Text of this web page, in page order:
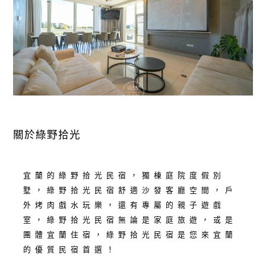
關於綠野拾光
宜蘭的綠野拾光民宿，獨棟庭院度假別
墅，綠野拾光民宿舒適沙發客廳空間，戶
外烤肉戲水玩樂，還有專屬的親子遊戲
室，綠野拾光民宿無論是家庭旅遊，或是
團體宜蘭住宿，綠野拾光民宿是您來宜蘭
的優質民宿首選！